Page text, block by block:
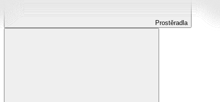
Prostěradla